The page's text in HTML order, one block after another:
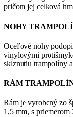
pričom jej celková
NOHY
Oceľové nohy
vinylovými
skĺznutiu trampolíny
RÁM
Rám je vyrobený zo
1,5 mm, s priemerom